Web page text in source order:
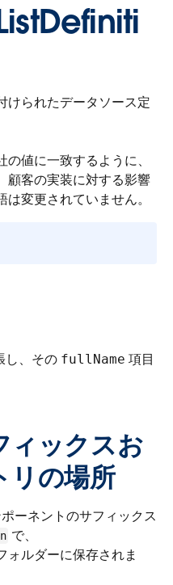
けられたデータソース定
値に一致するように、
顧客の実装に対する影響
変更されていません。
し、その fullName 項目
ィックスお
リの場所
ーネントのサフィックス
で、
ォルダーに保存されま